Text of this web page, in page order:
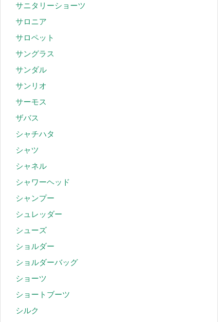
サニタリーショーツ
サロニア
サロペット
サングラス
サンダル
サンリオ
サーモス
ザバス
シャチハタ
シャツ
シャネル
シャワーヘッド
シャンプー
シュレッダー
シューズ
ショルダー
ショルダーバッグ
ショーツ
ショートブーツ
シルク